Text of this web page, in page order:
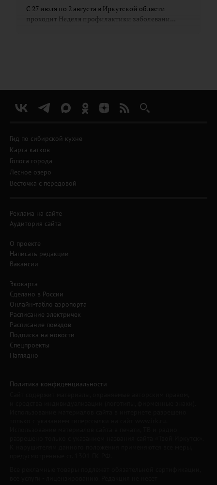
С 27 июля по 2 августа в Иркутской области
проходит Неделя профилактики заболевани...
Гид по сибирской кухне
Карта катков
Голоса города
Лесное озеро
Весточка с передовой
Реклама на сайте
Аудитория сайта
О проекте
Написать редакции
Вакансии
Экокарта
Сделано в России
Онлайн-табло аэропорта
Расписание электричек
Расписание поездов
Подписка на новости
Спецпроекты
Наглядно
Политика конфиденциальности